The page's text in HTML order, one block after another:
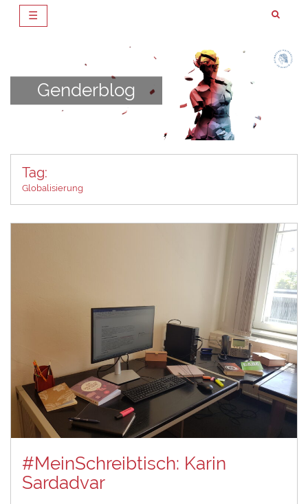
☰
Genderblog
Tag:
Globalisierung
#MeinSchreibtisch: Karin
Sardadvar